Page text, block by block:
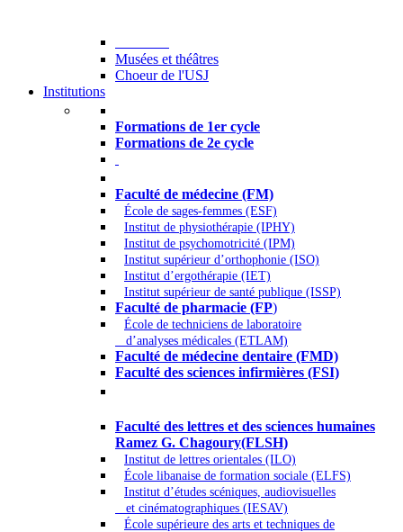
Musées et théâtres
Choeur de l'USJ
Institutions
Formations de 1er cycle
Formations de 2e cycle
Faculté de médecine (FM)
École de sages-femmes (ESF)
Institut de physiothérapie (IPHY)
Institut de psychomotricité (IPM)
Institut supérieur d’orthophonie (ISO)
Institut d’ergothérapie (IET)
Institut supérieur de santé publique (ISSP)
Faculté de pharmacie (FP)
École de techniciens de laboratoire
d’analyses médicales (ETLAM)
Faculté de médecine dentaire (FMD)
Faculté des sciences infirmières (FSI)
Faculté des lettres et des sciences humaines
Ramez G. Chagoury(FLSH)
Institut de lettres orientales (ILO)
École libanaise de formation sociale (ELFS)
Institut d’études scéniques, audiovisuelles
et cinématographiques (IESAV)
École supérieure des arts et techniques de